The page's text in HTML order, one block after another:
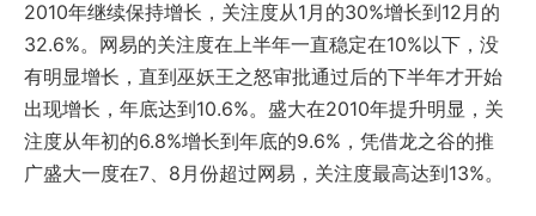
2010年继续保持增长，关注度从1月的30%增长到12月的
32.6%。网易的关注度在上半年一直稳定在10%以下，没
有明显增长，直到巫妖王之怒审批通过后的下半年才开始
出现增长，年底达到10.6%。盛大在2010年提升明显，关
注度从年初的6.8%增长到年底的9.6%，凭借龙之谷的推
广盛大一度在7、8月份超过网易，关注度最高达到13%。